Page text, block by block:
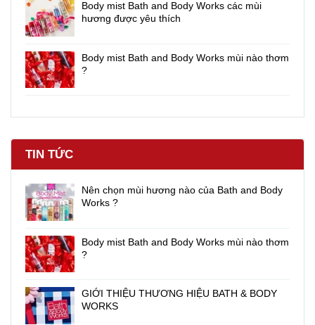
Body mist Bath and Body Works các mùi
hương được yêu thích
Body mist Bath and Body Works mùi nào thơm
?
TIN TỨC
Nên chọn mùi hương nào của Bath and Body
Works ?
Body mist Bath and Body Works mùi nào thơm
?
GIỚI THIỆU THƯƠNG HIỆU BATH & BODY
WORKS